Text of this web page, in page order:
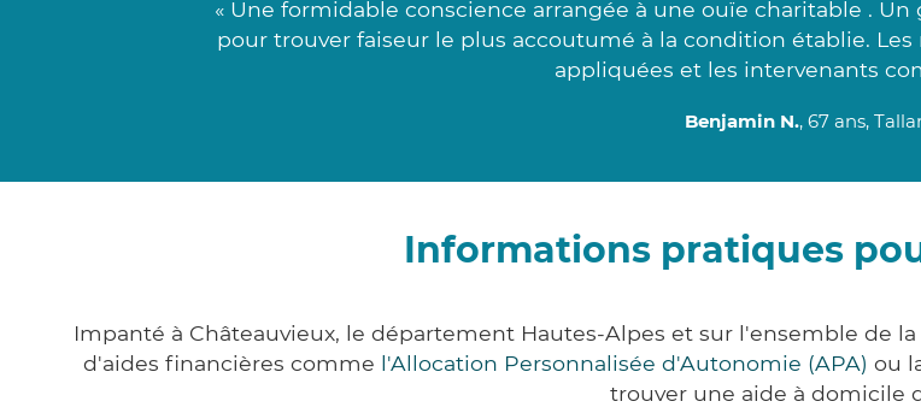
« Une formidable conscience arrangée à une ouïe charitable .
pour trouver faiseur le plus accoutumé à la condition établie.
appliquées et les intervenants
Benjamin N., 67 ans,
Informations pratiques
Impanté à Châteauvieux, le département Hautes-Alpes et sur l'ensemble de
d'aides financières comme l'Allocation Personnalisée d'Autonomie (APA) ou
trouver une aide à domicile